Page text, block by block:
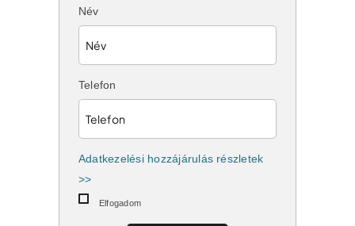
Név
Telefon
Adatkezelési hozzájárulás részletek
>>
Elfogadom